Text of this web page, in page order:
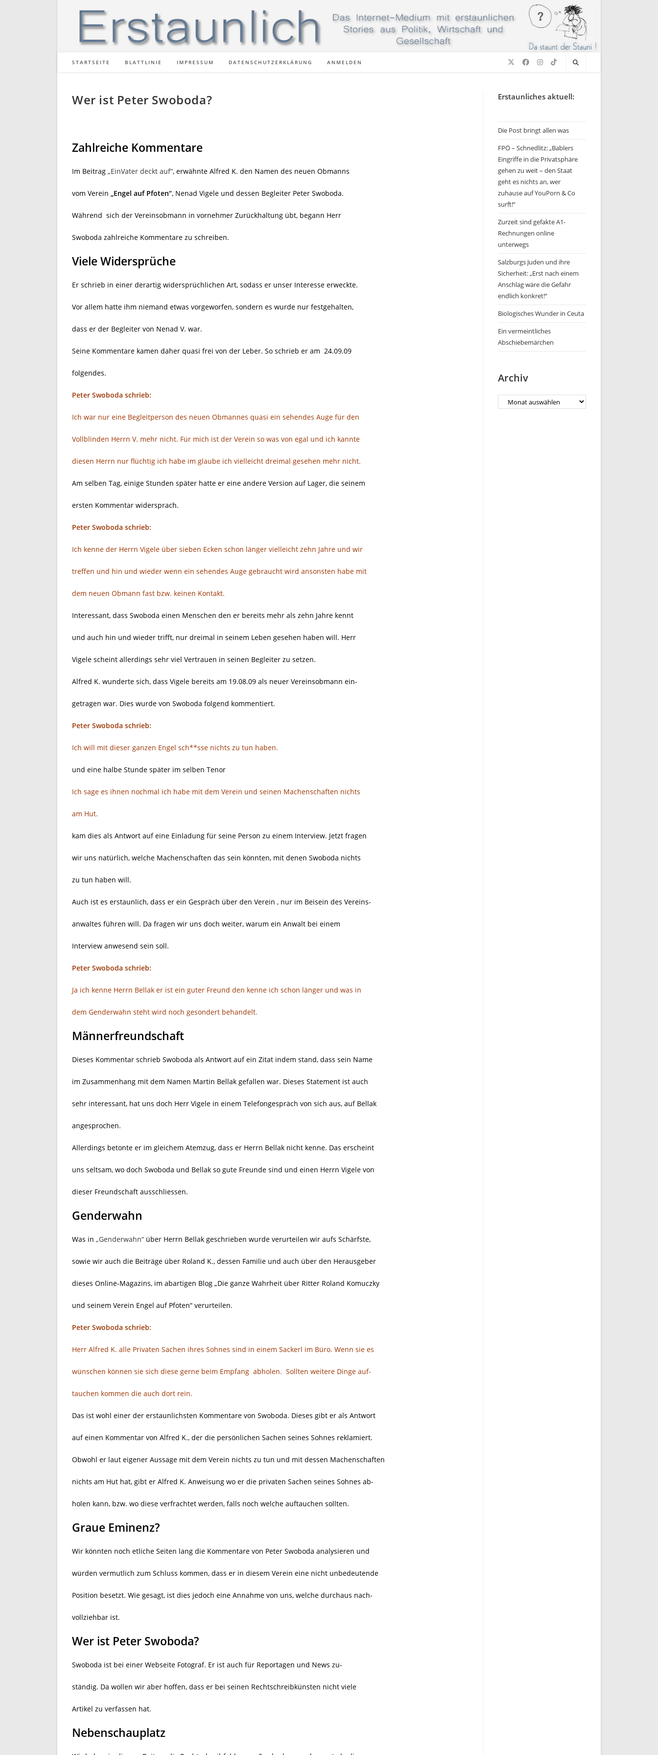
STARTSEITE BLATTLINIE IMPRESSUM DATENSCHUTZERKLÄRUNG ANMELDEN
Wer ist Peter Swoboda?
Zahlreiche Kommentare
Im Beitrag „EinVater deckt auf“, erwähnte Alfred K. den Namen des neuen Obmanns
vom Verein „Engel auf Pfoten“, Nenad Vigele und dessen Begleiter Peter Swoboda.
Während sich der Vereinsobmann in vornehmer Zurückhaltung übt, begann Herr
Swoboda zahlreiche Kommentare zu schreiben.
Viele Widersprüche
Er schrieb in einer derartig widersprüchlichen Art, sodass er unser Interesse erweckte.
Vor allem hatte ihm niemand etwas vorgeworfen, sondern es wurde nur festgehalten,
dass er der Begleiter von Nenad V. war.
Seine Kommentare kamen daher quasi frei von der Leber. So schrieb er am 24.09.09
folgendes.
Peter Swoboda schrieb:
Ich war nur eine Begleitperson des neuen Obmannes quasi ein sehendes Auge für den
Vollblinden Herrn V. mehr nicht. Für mich ist der Verein so was von egal und ich kannte
diesen Herrn nur flüchtig ich habe im glaube ich vielleicht dreimal gesehen mehr nicht.
Am selben Tag, einige Stunden später hatte er eine andere Version auf Lager, die seinem
ersten Kommentar widersprach.
Peter Swoboda schrieb:
Ich kenne der Herrn Vigele über sieben Ecken schon länger vielleicht zehn Jahre und wir
treffen und hin und wieder wenn ein sehendes Auge gebraucht wird ansonsten habe mit
dem neuen Obmann fast bzw. keinen Kontakt.
Interessant, dass Swoboda einen Menschen den er bereits mehr als zehn Jahre kennt
und auch hin und wieder trifft, nur dreimal in seinem Leben gesehen haben will. Herr
Vigele scheint allerdings sehr viel Vertrauen in seinen Begleiter zu setzen.
Alfred K. wunderte sich, dass Vigele bereits am 19.08.09 als neuer Vereinsobmann ein-
getragen war. Dies wurde von Swoboda folgend kommentiert.
Peter Swoboda schrieb:
Ich will mit dieser ganzen Engel sch**sse nichts zu tun haben.
und eine halbe Stunde später im selben Tenor
Ich sage es ihnen nochmal ich habe mit dem Verein und seinen Machenschaften nichts
am Hut.
kam dies als Antwort auf eine Einladung für seine Person zu einem Interview. Jetzt fragen
wir uns natürlich, welche Machenschaften das sein könnten, mit denen Swoboda nichts
zu tun haben will.
Auch ist es erstaunlich, dass er ein Gespräch über den Verein , nur im Beisein des Vereins-
anwaltes führen will. Da fragen wir uns doch weiter, warum ein Anwalt bei einem
Interview anwesend sein soll.
Peter Swoboda schrieb:
Ja ich kenne Herrn Bellak er ist ein guter Freund den kenne ich schon länger und was in
dem Genderwahn steht wird noch gesondert behandelt.
Männerfreundschaft
Dieses Kommentar schrieb Swoboda als Antwort auf ein Zitat indem stand, dass sein Name
im Zusammenhang mit dem Namen Martin Bellak gefallen war. Dieses Statement ist auch
sehr interessant, hat uns doch Herr Vigele in einem Telefongespräch von sich aus, auf Bellak
angesprochen.
Allerdings betonte er im gleichem Atemzug, dass er Herrn Bellak nicht kenne. Das erscheint
uns seltsam, wo doch Swoboda und Bellak so gute Freunde sind und einen Herrn Vigele von
dieser Freundschaft ausschliessen.
Genderwahn
Was in „Genderwahn“ über Herrn Bellak geschrieben wurde verurteilen wir aufs Schärfste,
sowie wir auch die Beiträge über Roland K., dessen Familie und auch über den Herausgeber
dieses Online-Magazins, im abartigen Blog „Die ganze Wahrheit über Ritter Roland Komuczky
und seinem Verein Engel auf Pfoten“ verurteilen.
Peter Swoboda schrieb:
Herr Alfred K. alle Privaten Sachen ihres Sohnes sind in einem Sackerl im Büro. Wenn sie es
wünschen können sie sich diese gerne beim Empfang abholen. Sollten weitere Dinge auf-
tauchen kommen die auch dort rein.
Das ist wohl einer der erstaunlichsten Kommentare von Swoboda. Dieses gibt er als Antwort
auf einen Kommentar von Alfred K., der die persönlichen Sachen seines Sohnes reklamiert.
Obwohl er laut eigener Aussage mit dem Verein nichts zu tun und mit dessen Machenschaften
nichts am Hut hat, gibt er Alfred K. Anweisung wo er die privaten Sachen seines Sohnes ab-
holen kann, bzw. wo diese verfrachtet werden, falls noch welche auftauchen sollten.
Graue Eminenz?
Wir könnten noch etliche Seiten lang die Kommentare von Peter Swoboda analysieren und
würden vermutlich zum Schluss kommen, dass er in diesem Verein eine nicht unbedeutende
Position besetzt. Wie gesagt, ist dies jedoch eine Annahme von uns, welche durchaus nach-
vollziehbar ist.
Wer ist Peter Swoboda?
Swoboda ist bei einer Webseite Fotograf. Er ist auch für Reportagen und News zu-
ständig. Da wollen wir aber hoffen, dass er bei seinen Rechtschreibkünsten nicht viele
Artikel zu verfassen hat.
Nebenschauplatz
Erstaunliches aktuell:
Die Post bringt allen was
FPÖ – Schnedlitz: „Bablers
Eingriffe in die Privatsphäre
gehen zu weit – den Staat
geht es nichts an, wer
zuhause auf YouPorn & Co
surft!“
Zurzeit sind gefakte A1-
Rechnungen online
unterwegs
Salzburgs Juden und ihre
Sicherheit: „Erst nach einem
Anschlag wäre die Gefahr
endlich konkret!“
Biologisches Wunder in Ceuta
Ein vermeintliches
Abschiebemärchen
Archiv
Archiv